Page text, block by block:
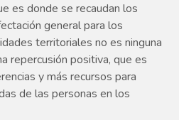
es donde se recaudan los
general para los
territoriales no es ninguna
repercusión positiva, que es
y más recursos para
de las personas en los